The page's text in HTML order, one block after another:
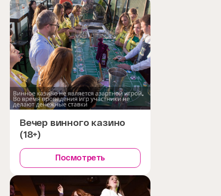
Вечер винного казино
(18+)
Посмотреть